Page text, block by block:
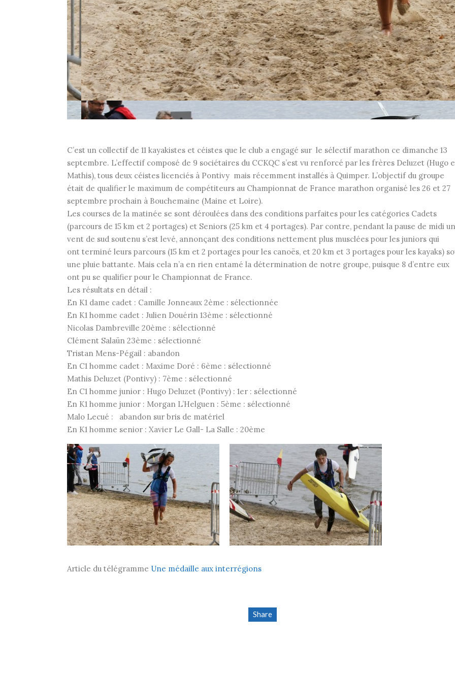
C’est un collectif de 11 kayakistes et céistes que le club a engagé sur le sélectif marathon ce dimanche 13
septembre. L’effectif composé de 9 sociétaires du CCKQC s’est vu renforcé par les frères Deluzet (Hugo
Mathis), tous deux céistes licenciés à Pontivy mais récemment installés à Quimper. L’objectif du groupe
était de qualifier le maximum de compétiteurs au Championnat de France marathon organisé les 26 et 27
septembre prochain à Bouchemaine (Maine et Loire).
Les courses de la matinée se sont déroulées dans des conditions parfaites pour les catégories Cadets
(parcours de 15 km et 2 portages) et Seniors (25 km et 4 portages). Par contre, pendant la pause de midi un
vent de sud soutenu s’est levé, annonçant des conditions nettement plus musclées pour les juniors qui
ont terminé leurs parcours (15 km et 2 portages pour les canoës, et 20 km et 3 portages pour les kayaks)
une pluie battante. Mais cela n’a en rien entamé la détermination de notre groupe, puisque 8 d’entre eux
ont pu se qualifier pour le Championnat de France.
Les résultats en détail :
En K1 dame cadet : Camille Jonneaux 2ème : sélectionnée
En K1 homme cadet : Julien Douérin 13ème : sélectionné
Nicolas Dambreville 20ème : sélectionné
Clément Salaün 23ème : sélectionné
Tristan Mens-Pégail : abandon
En C1 homme cadet : Maxime Doré : 6ème : sélectionné
Mathis Deluzet (Pontivy) : 7ème : sélectionné
En C1 homme junior : Hugo Deluzet (Pontivy) : 1er : sélectionné
En K1 homme junior : Morgan L’Helguen : 5ème : sélectionné
Malo Lecué : abandon sur bris de matériel
En K1 homme senior : Xavier Le Gall- La Salle : 20ème
Article du télégramme Une médaille aux interrégions
Share